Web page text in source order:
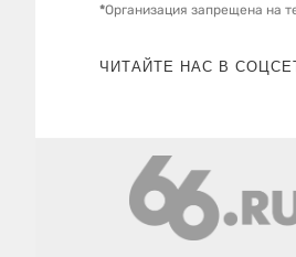
*Организация запрещена на
ЧИТАЙТЕ НАС В